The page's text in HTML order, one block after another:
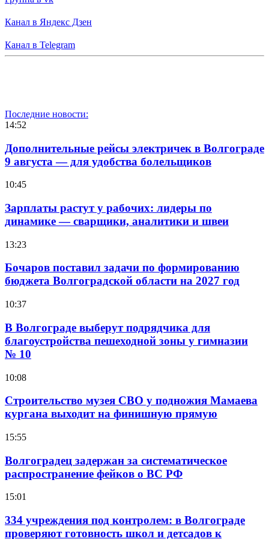
Канал в Яндекс Дзен
Канал в Telegram
Последние новости:
14:52
Дополнительные рейсы электричек в Волгограде
9 августа — для удобства болельщиков
10:45
Зарплаты растут у рабочих: лидеры по
динамике — сварщики, аналитики и швеи
13:23
Бочаров поставил задачи по формированию
бюджета Волгоградской области на 2027 год
10:37
В Волгограде выберут подрядчика для
благоустройства пешеходной зоны у гимназии
№ 10
10:08
Строительство музея СВО у подножия Мамаева
кургана выходит на финишную прямую
15:55
Волгоградец задержан за систематическое
распространение фейков о ВС РФ
15:01
334 учреждения под контролем: в Волгограде
проверяют готовность школ и детсадов к